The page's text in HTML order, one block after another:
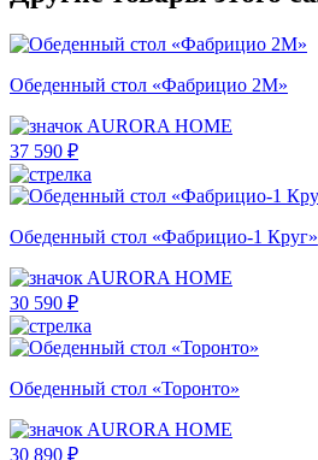
Обеденный стол «Фабрицио 2М»
AURORA HOME
37 590 ₽
Обеденный стол «Фабрицио-1 Круг»
AURORA HOME
30 590 ₽
Обеденный стол «Торонто»
AURORA HOME
30 890 ₽